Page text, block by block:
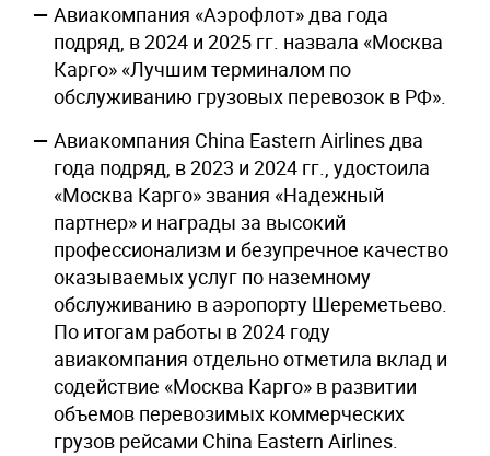
Авиакомпания «Аэрофлот» два года
подряд, в 2024 и 2025 гг. назвала «Москва
Карго» «Лучшим терминалом по
обслуживанию грузовых перевозок в РФ».
Авиакомпания China Eastern Airlines два
года подряд, в 2023 и 2024 гг., удостоила
«Москва Карго» звания «Надежный
партнер» и награды за высокий
профессионализм и безупречное качество
оказываемых услуг по наземному
обслуживанию в аэропорту Шереметьево.
По итогам работы в 2024 году
авиакомпания отдельно отметила вклад и
содействие «Москва Карго» в развитии
объемов перевозимых коммерческих
грузов рейсами China Eastern Airlines.